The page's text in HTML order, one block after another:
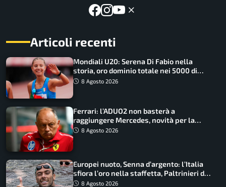
Articoli recenti
Mondiali U20: Serena Di Fabio nella
storia, oro dominio totale nei 5000 di
marcia
8 Agosto 2026
Ferrari: l’ADUO2 non basterà a
raggiungere Mercedes, novità per la
Macarena
8 Agosto 2026
Europei nuoto, Senna d’argento: l’Italia
sfiora l’oro nella staffetta, Paltrinieri da
urlo, il bilancio azzurro
8 Agosto 2026